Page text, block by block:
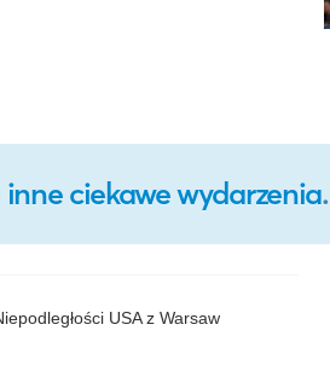
inne ciekawe wydarzenia.
USA z Warsaw